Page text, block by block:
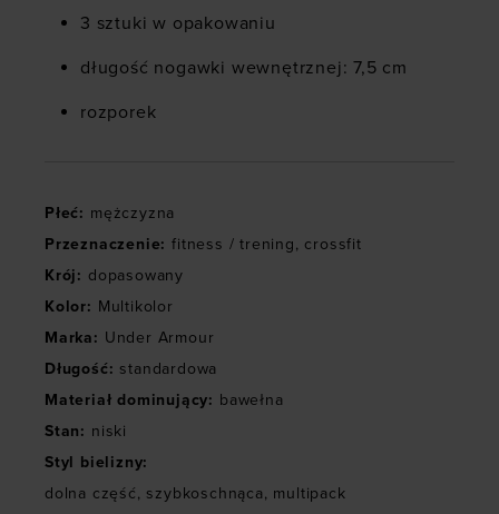
3 sztuki w opakowaniu
długość nogawki wewnętrznej: 7,5 cm
rozporek
Płeć: mężczyzna
Przeznaczenie: fitness / trening, crossfit
Krój: dopasowany
Kolor: Multikolor
Marka: Under Armour
Długość: standardowa
Materiał dominujący: bawełna
Stan: niski
Styl bielizny:
dolna część, szybkoschnąca, multipack